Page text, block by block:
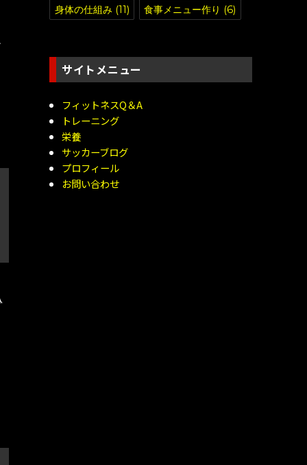
身体の仕組み(11) 食事メニュー作り (6)
サイトメニュー
フィットネスQ＆A
トレーニング
栄養
サッカーブログ
プロフィール
お問い合わせ